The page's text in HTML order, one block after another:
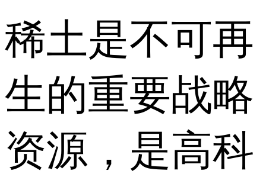
稀土是不可再
生的重要战略
资源，是高科